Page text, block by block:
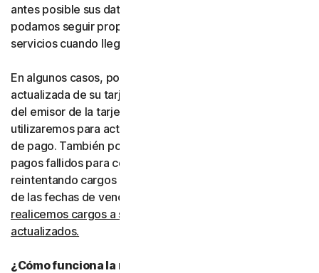
antes posible sus datos de pago en su cuenta, para que
podamos seguir proporcionándole el software y los
servicios cuando llegue el momento de la renovación.
En algunos casos, podemos recibir información
actualizada de su tarjeta de crédito o débito por parte
del emisor de la tarjeta o de la red de tarjetas, y la
utilizaremos para actualizar automáticamente sus datos
de pago. También podemos volver a intentar procesar
pagos fallidos para completar las transacciones, incluso
reintentando cargos rechazados mediante la extensión
de las fechas de vencimiento.
realicemos cargos a su tipo de pago utilizando los datos
actualizados.
¿Cómo funciona la renovación automática?